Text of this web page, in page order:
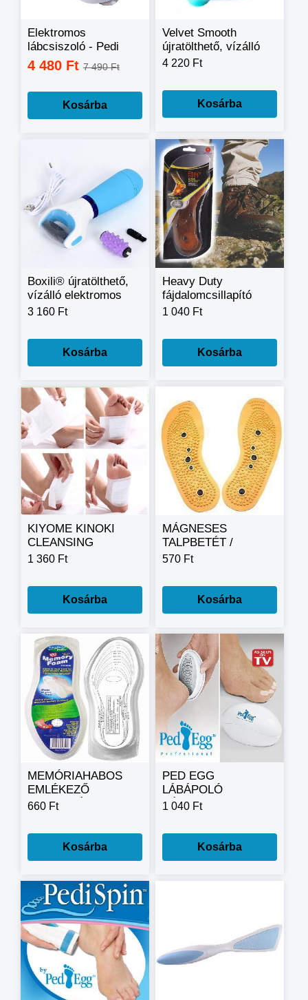
Elektromos
lábcsiszoló - Pedi
Step
4 480 Ft 7 490 Ft
Kosárba
Velvet Smooth
újratölthető, vízálló
elektromos
4 220 Ft
Kosárba
Boxili® újratölthető,
vízálló elektromos
talpreszelő lábápoló
3 160 Ft
Kosárba
Heavy Duty
fájdalomcsillapító
talpbetét
1 040 Ft
Kosárba
KIYOME KINOKI
CLEANSING
DETOX FOOT PADS
lábtapasz szett 5pár
1 360 Ft
Kosárba
MÁGNESES
TALPBETÉT /
MAGNETIC
570 Ft
Kosárba
MEMÓRIAHABOS
EMLÉKEZŐ
TALPBETÉT /
INSOLES /
660 Ft
Kosárba
PED EGG
LÁBÁPOLÓ
KÉSZLET
1 040 Ft
Kosárba